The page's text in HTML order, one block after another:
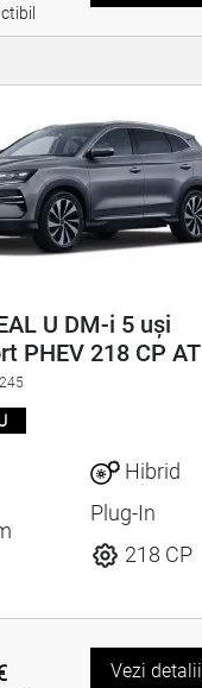
U DM-i 5 uși
PHEV 218 CP AT
Hibrid
Plug-In
218 CP
Vezi detalii